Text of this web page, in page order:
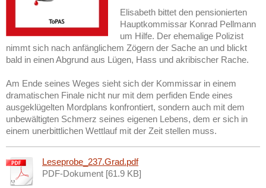
Elisabeth bittet den pensionierten
Hauptkommissar Konrad Pellmann
um Hilfe. Der ehemalige Polizist
nimmt sich nach anfänglichem Zögern der Sache an und blickt
bald in einen Abgrund aus Lügen, Hass und akribischer Rache.
Am Ende seines Weges sieht sich der Kommissar in einem
dramatischen Finale nicht nur mit dem perfiden Ende eines
ausgeklügelten Mordplans konfrontiert, sondern auch mit dem
unbewältigten Schmerz seines eigenen Lebens, dem er sich in
einem unerbittlichen Wettlauf mit der Zeit stellen muss.
Leseprobe_237.Grad.pdf
PDF-Dokument [61.9 KB]